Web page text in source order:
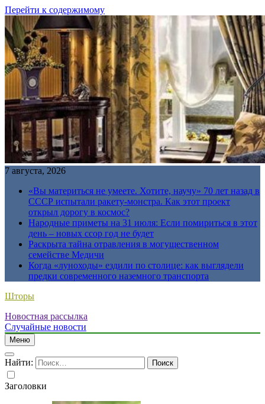
Перейти к содержимому
7 августа, 2026
«Вы материться не умеете. Хотите, научу» 70 лет назад в
СССР испытали ракету-монстра. Как этот проект
открыл дорогу в космос?
Народные приметы на 31 июля: Если помириться в этот
день – новых ссор год не будет
Раскрыта тайна отравления в могущественном
семействе Медичи
Когда «луноходы» ездили по столице: как выглядели
предки современного наземного транспорта
Шторы
Новостная рассылка
Случайные новости
Меню
Найти:
Заголовки